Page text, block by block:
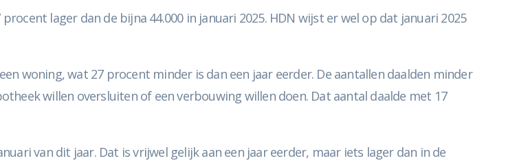
lager dan de bijna 44.000 in januari 2025. HDN wijst er wel op dat januari 2025
woning, wat 27 procent minder is dan een jaar eerder. De aantallen daalden minder
willen oversluiten of een verbouwing willen doen. Dat aantal daalde met 17
van dit jaar. Dat is vrijwel gelijk aan een jaar eerder, maar iets lager dan in de